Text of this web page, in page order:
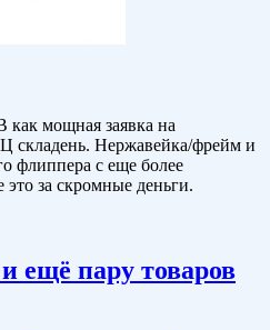
как мощная заявка на
складень. Нержавейка/фрейм и
флиппера с еще более
за скромные деньги.
ещё пару товаров